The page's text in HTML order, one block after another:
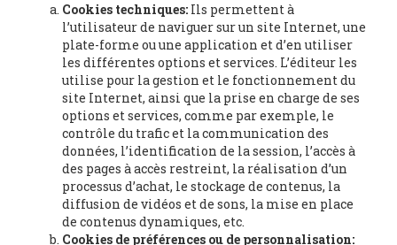
Cookies techniques: Ils permettent à
l’utilisateur de naviguer sur un site Internet, une
plate-forme ou une application et d’en utiliser
les différentes options et services. L’éditeur les
utilise pour la gestion et le fonctionnement du
site Internet, ainsi que la prise en charge de ses
options et services, comme par exemple, le
contrôle du trafic et la communication des
données, l’identification de la session, l’accès à
des pages à accès restreint, la réalisation d’un
processus d’achat, le stockage de contenus, la
diffusion de vidéos et de sons, la mise en place
de contenus dynamiques, etc.
Cookies de préférences ou de personnalisation: